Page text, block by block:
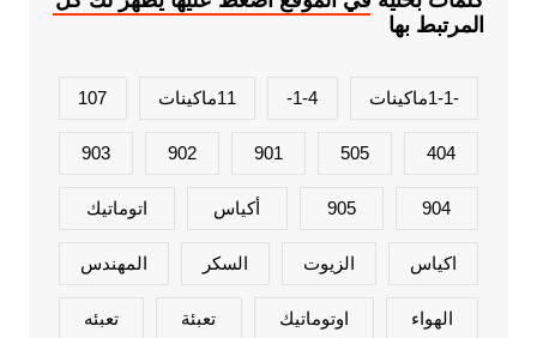
المرتبط بها
-1-1ماكينات 1-4- 11ماكينات 107
404
505
901
902
903
904
905 أكياس اتوماتيك
اكياس الزيوت السكر المهندس
الهواء اوتوماتيك تعبئة تعبئه